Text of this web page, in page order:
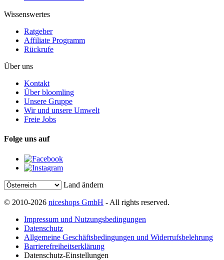
Wissenswertes
Ratgeber
Affiliate Programm
Rückrufe
Über uns
Kontakt
Über bloomling
Unsere Gruppe
Wir und unsere Umwelt
Freie Jobs
Folge uns auf
Land ändern
© 2010-2026 niceshops GmbH - All rights reserved.
Impressum und Nutzungsbedingungen
Datenschutz
Allgemeine Geschäftsbedingungen und Widerrufsbelehrung
Barrierefreiheitserklärung
Datenschutz-Einstellungen